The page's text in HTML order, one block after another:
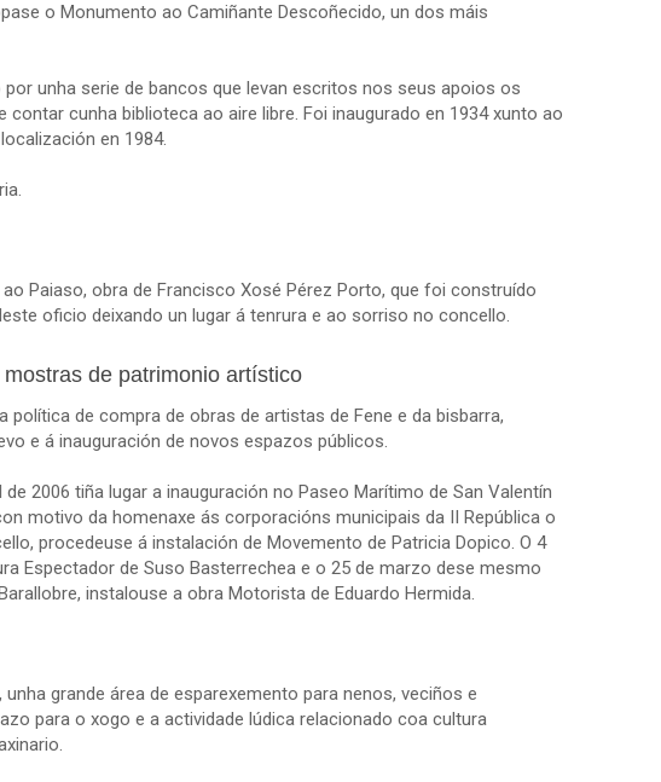
o Monumento ao Camiñante Descoñecido, un dos máis
unha serie de bancos que levan escritos nos seus apoios os
cunha biblioteca ao aire libre. Foi inaugurado en 1934 xunto ao
en 1984.
Paiaso, obra de Francisco Xosé Pérez Porto, que foi construído
oficio deixando un lugar á tenrura e ao sorriso no concello.
de patrimonio artístico
de compra de obras de artistas de Fene e da bisbarra,
e á inauguración de novos espazos públicos.
2006 tiña lugar a inauguración no Paseo Marítimo de San Valentín
motivo da homenaxe ás corporacións municipais da II República o
procedeuse á instalación de Movemento de Patricia Dopico. O 4
Espectador de Suso Basterrechea e o 25 de marzo dese mesmo
instalouse a obra Motorista de Eduardo Hermida.
grande área de esparexemento para nenos, veciños e
para o xogo e a actividade lúdica relacionado coa cultura